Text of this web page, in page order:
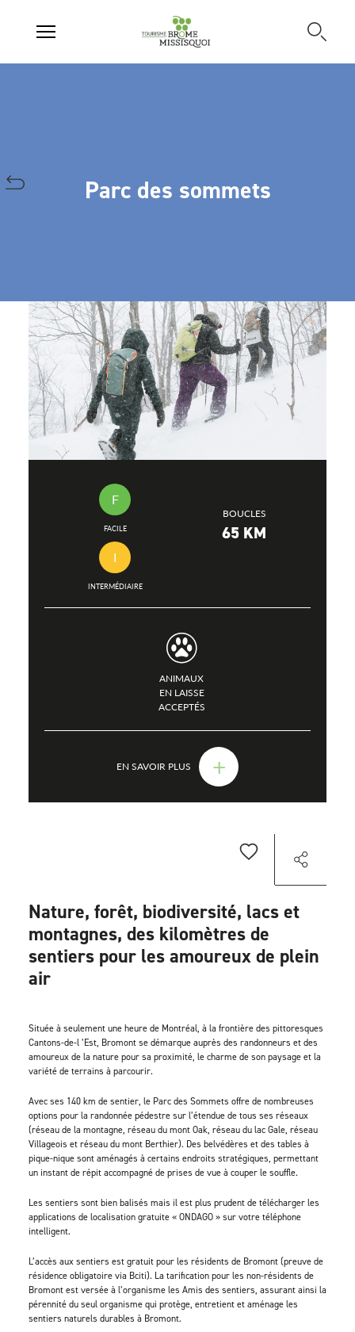
Parc des sommets
F
FACILE
I
INTERMÉDIAIRE
BOUCLES
65 KM
ANIMAUX
EN LAISSE
ACCEPTÉS
EN SAVOIR PLUS +
Nature, forêt, biodiversité, lacs et
montagnes, des kilomètres de
sentiers pour les amoureux de plein
air
Située à seulement une heure de Montréal, à la frontière des pittoresques
Cantons-de-l ’Est, Bromont se démarque auprès des randonneurs et des
amoureux de la nature pour sa proximité, le charme de son paysage et la
variété de terrains à parcourir.
Avec ses 140 km de sentier, le Parc des Sommets offre de nombreuses
options pour la randonnée pédestre sur l’étendue de tous ses réseaux
(réseau de la montagne, réseau du mont Oak, réseau du lac Gale, réseau
Villageois et réseau du mont Berthier). Des belvédères et des tables à
pique-nique sont aménagés à certains endroits stratégiques, permettant
un instant de répit accompagné de prises de vue à couper le souffle.
Les sentiers sont bien balisés mais il est plus prudent de télécharger les
applications de localisation gratuite « ONDAGO » sur votre téléphone
intelligent.
L’accès aux sentiers est gratuit pour les résidents de Bromont (preuve de
résidence obligatoire via Bciti). La tarification pour les non-résidents de
Bromont est versée à l’organisme les Amis des sentiers, assurant ainsi la
pérennité du seul organisme qui protège, entretient et aménage les
sentiers naturels durables à Bromont.